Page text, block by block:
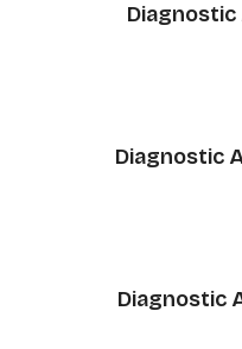
Diagnostic
Diagnostic